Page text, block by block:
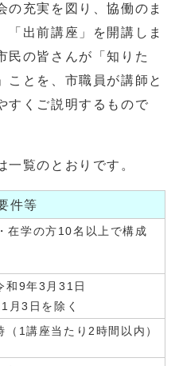
充実を図り、協働のま
「出前講座」を開講しま
民の皆さんが「知りた
ことを、市職員が講師と
すくご説明するもので
覧のとおりです。
件等
在学の方10名以上で構成
和9年3月31日
月3日を除く
1講座当たり2時間以内）